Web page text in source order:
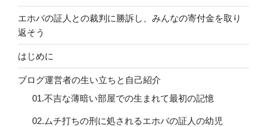
エホバの証人との裁判に勝訴し、みんなの寄付金を取り
返そう
はじめに
ブログ運営者の生い立ちと自己紹介
01.不吉な薄暗い部屋での生まれて最初の記憶
02.ムチ打ちの刑に処されるエホバの証人の幼児